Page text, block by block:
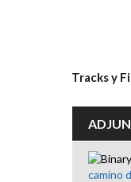
Tracks y
camino